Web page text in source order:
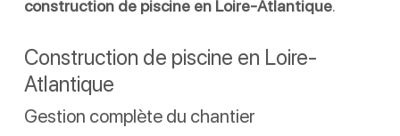
construction de piscine en Loire-Atlantique.
Construction de piscine en Loire-
Atlantique
Gestion complète du chantier